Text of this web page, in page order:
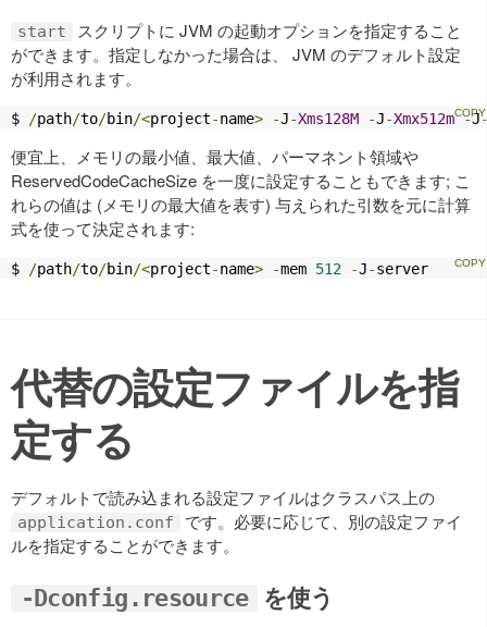
start
スクリプトに JVM の起動オプションを指定すること
ができます。指定しなかった場合は、 JVM のデフォルト設定
が利用されます。
$ /path/to/bin/<project-name> -J-Xms128M -J-Xmx512m -J
便宜上、メモリの最小値、最大値、パーマネント領域や
ReservedCodeCacheSize を一度に設定することもできます; こ
れらの値は (メモリの最大値を表す) 与えられた引数を元に計算
式を使って決定されます:
$ /path/to/bin/<project-name> -mem 512 -J-server
代替の設定ファイルを指
定する
デフォルトで読み込まれる設定ファイルはクラスパス上の
application.conf
です。必要に応じて、別の設定ファイ
ルを指定することができます。
-Dconfig.resource を使う